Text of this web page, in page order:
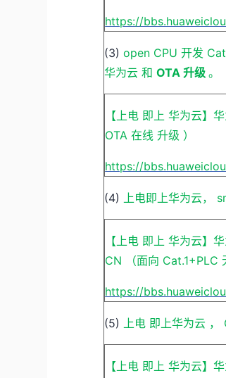
https://
(3)open CPU开发
华为云和OTA升级。
【上电 即上华为云】
OTA在线升级 ）
https://
(4) 上电即上华为云，
【上电 即上华为云】
CN
（面向 Cat.1+PLC
https://
(5) 上电 即上华为云 ，
【上电 即上华为云】